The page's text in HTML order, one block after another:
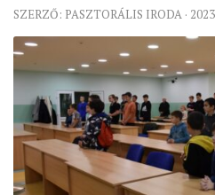
EGYHÁZMEGYEI LEVÉLTÁR
LELKIPÁSZTOROK
SZERZETESRENDEK
IN MEMORIAM
PLÉBÁNIÁK
ÉSZAKI ESPERESSÉG
SZERZŐ: PASZTORÁLIS IRODA ·